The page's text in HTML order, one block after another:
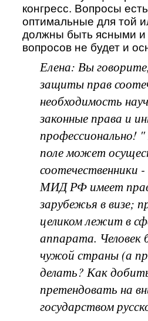
конгресс. Вопросы
оптимальные для той
должны быть ясными и
вопросов не будет и
Елена: Вы
защиты прав
необходимость
законные права и
профессионально!
поле может
соотечественники
МИД РФ имеет
зарубежья в визе;
целиком лежит в
аппарата. Человек
чужой страны (а
делать? Как
претендовать на
государством